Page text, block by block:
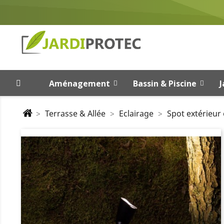
Aménagement Bassin & Piscine
Terrasse & Allée Eclairage Spot extérieur